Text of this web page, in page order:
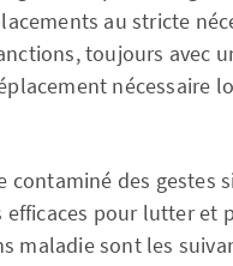
au stricte
toujours avec
nécessaire
contaminé des gestes
pour lutter et
maladie sont les